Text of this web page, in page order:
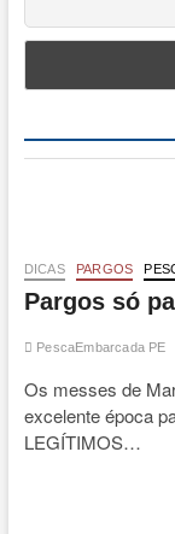
DICAS PARGOS
Pargos só
PescaEmbarcada PE
Os messes de
excelente época
LEGÍTIMOS…